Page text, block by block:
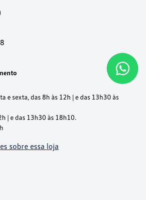
e sexta, das 8h às 12h | e das 13h30 às
| e das 13h30 às 18h10.
sobre essa loja